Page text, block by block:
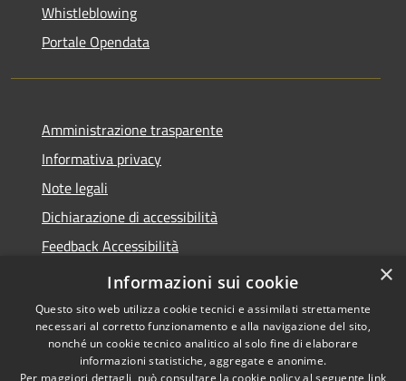
Whistleblowing
Portale Opendata
Amministrazione trasparente
Informativa privacy
Note legali
Dichiarazione di accessibilità
Feedback Accessibilità
Fatturare al comune
Le foto nelle pagine sono
×
Informazioni sui cookie
Questo sito web utilizza cookie tecnici e assimilati strettamente
necessari al corretto funzionamento e alla navigazione del sito,
nonché un cookie tecnico analitico al solo fine di elaborare
informazioni statistiche, aggregate e anonime.
Per maggiori dettagli, può consultare la cookie policy al seguente link